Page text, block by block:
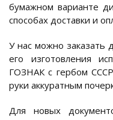
бумажном варианте
способах доставки и
У нас можно заказать
его изготовления
ГОЗНАК с гербом
руки аккуратным
Для новых